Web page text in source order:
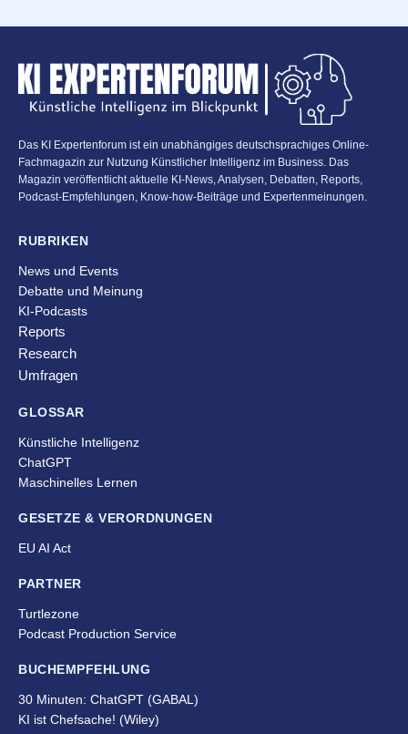
Das KI Expertenforum ist ein unabhängiges deutschsprachiges Online-
Fachmagazin zur Nutzung Künstlicher Intelligenz im Business. Das
Magazin veröffentlicht aktuelle KI-News, Analysen, Debatten, Reports,
Podcast-Empfehlungen, Know-how-Beiträge und Expertenmeinungen.
RUBRIKEN
News und Events
Debatte und Meinung
KI-Podcasts
Reports
Research
Umfragen
GLOSSAR
Künstliche Intelligenz
ChatGPT
Maschinelles Lernen
GESETZE & VERORDNUNGEN
EU AI Act
PARTNER
Turtlezone
Podcast Production Service
BUCHEMPFEHLUNG
30 Minuten: ChatGPT (GABAL)
KI ist Chefsache! (Wiley)